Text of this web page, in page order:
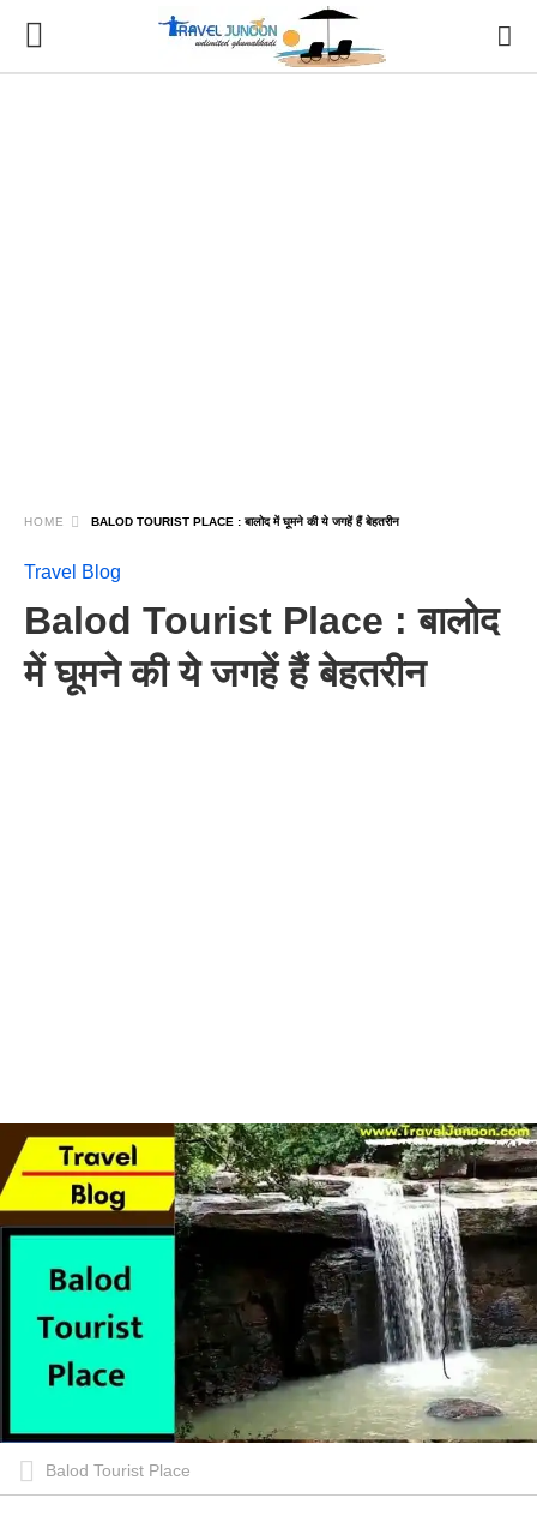
HOME BALOD TOURIST PLACE : बालोद में घूमने की ये जगहें हैं बेहतरीन
Travel Blog
Balod Tourist Place : बालोद
में घूमने की ये जगहें हैं बेहतरीन
Balod Tourist Place